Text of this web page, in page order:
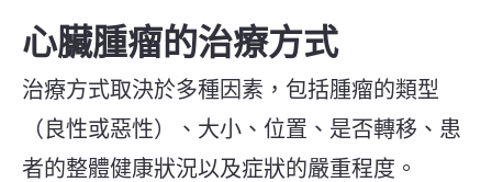
心臟腫瘤的治療方式
治療方式取決於多種因素，包括腫瘤的類型
（良性或惡性）、大小、位置、是否轉移、患
者的整體健康狀況以及症狀的嚴重程度。